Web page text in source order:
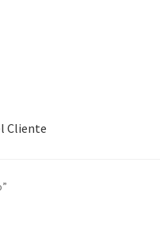
Cliente